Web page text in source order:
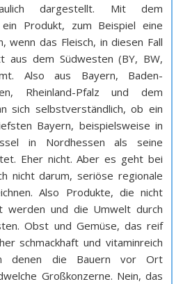
dargestellt. Mit dem
ein Produkt, zum Beispiel eine
wenn das Fleisch, in diesen Fall
aus dem Südwesten (BY, BW,
Also aus Bayern, Baden-
Rheinland-Pfalz und dem
sich selbstverständlich, ob ein
Bayern, beispielsweise in
in Nordhessen als seine
Eher nicht. Aber es geht bei
nicht darum, seriöse regionale
Also Produkte, die nicht
werden und die Umwelt durch
Obst und Gemüse, das reif
schmackhaft und vitaminreich
denen die Bauern vor Ort
Großkonzerne. Nein, das